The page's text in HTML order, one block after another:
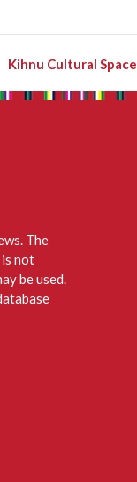
Kihnu Cultural Space
The
not
be used.